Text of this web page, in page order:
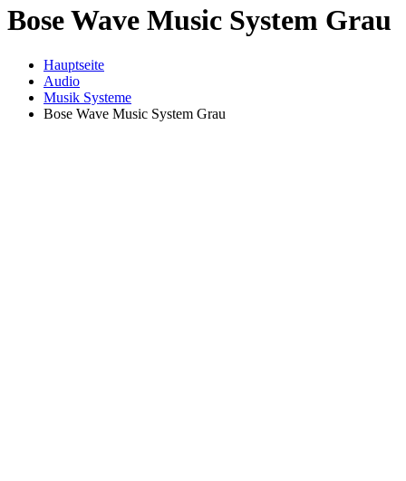
Bose Wave Music System Grau
Hauptseite
Audio
Musik Systeme
Bose Wave Music System Grau